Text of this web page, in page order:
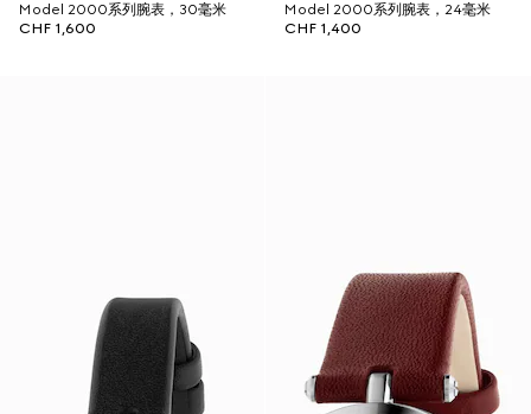
Model 2000系列腕表，30毫米
CHF 1,600
Model 2000系列腕表，24毫米
CHF 1,400